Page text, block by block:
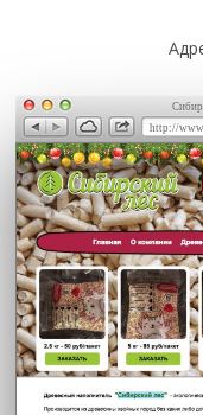
http://